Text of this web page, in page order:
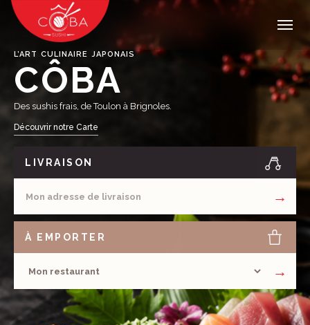
L’ART CULINAIRE JAPONAIS
CÔBA
Des sushis frais, de Toulon à Brignoles.
Découvrir notre Carte
LIVRAISON
→
À EMPORTER
→